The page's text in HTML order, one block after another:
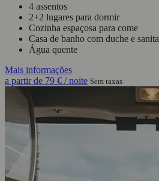
4 assentos
2+2 lugares para dormir
Cozinha espaçosa para come
Casa de banho com duche e sanita
Água quente
Mais informações
a partir de 79 € / noite Sem taxas